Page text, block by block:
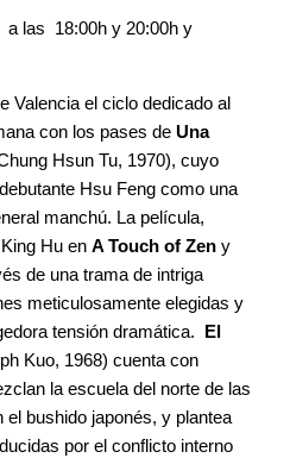
a las 18:00h y 20:00h y
Valencia el ciclo dedicado al
con los pases de Una
Hsun Tu, 1970), cuyo
Hsu Feng como una
manchú. La película,
Hu en A Touch of Zen y
de una trama de intriga
meticulosamente elegidas y
tensión dramática. El
Kuo, 1968) cuenta con
la escuela del norte de las
bushido japonés, y plantea
por el conflicto interno